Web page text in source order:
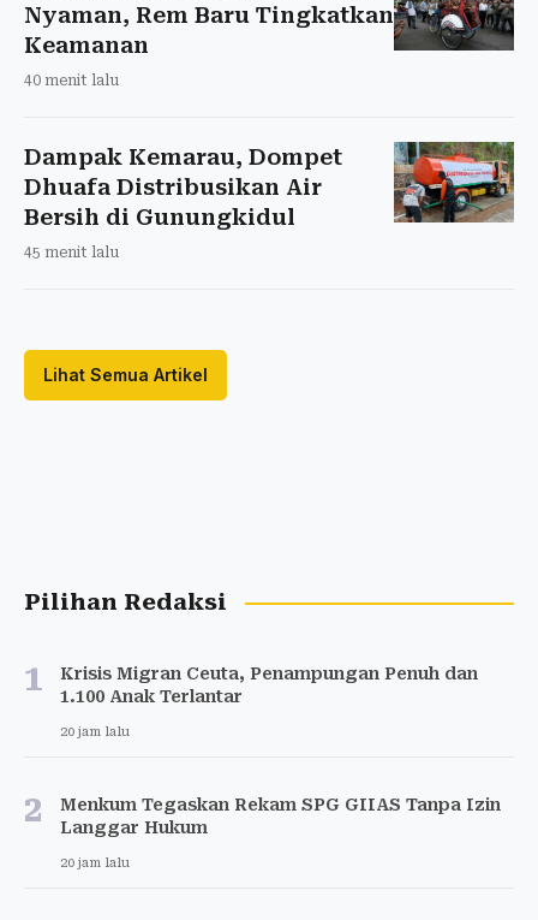
Nyaman, Rem Baru Tingkatkan
Keamanan
40 menit lalu
Dampak Kemarau, Dompet
Dhuafa Distribusikan Air
Bersih di Gunungkidul
45 menit lalu
Lihat Semua Artikel
Pilihan Redaksi
1
Krisis Migran Ceuta, Penampungan Penuh dan
1.100 Anak Terlantar
20 jam lalu
2
Menkum Tegaskan Rekam SPG GIIAS Tanpa Izin
Langgar Hukum
20 jam lalu